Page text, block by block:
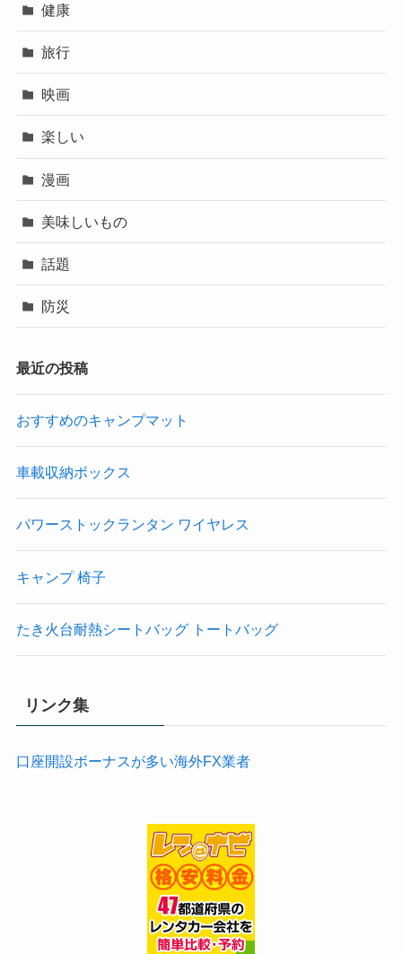
健康
旅行
映画
楽しい
漫画
美味しいもの
話題
防災
最近の投稿
おすすめのキャンプマット
車載収納ボックス
パワーストックランタン ワイヤレス
キャンプ 椅子
たき火台耐熱シートバッグ トートバッグ
リンク集
口座開設ボーナスが多い海外FX業者